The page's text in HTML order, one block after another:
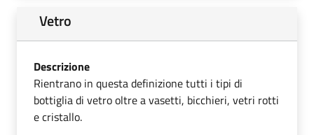
Vetro
Descrizione
Rientrano in questa definizione tutti i tipi di
bottiglia di vetro oltre a vasetti, bicchieri, vetri rotti
e cristallo.